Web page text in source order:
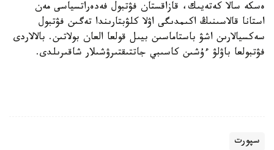
ەسكە سالا كەتەيىك، قازاقستان فۋتبول فەدەراتسياسى مەن
استانا قالاسىنىڭ اكىمدىگى اۋلا كلۋبتارىندا تەگىن فۋتبول
سەكسيالارىن اشۋ باستاماسىن بيىل قولعا العان بولاتىن. بالالاردى
فۋتبولعا باۋلۋ ءۇشىن كاسىبي جاتتىقتىرۋشىلار شاقىرىلدى.
سپورت